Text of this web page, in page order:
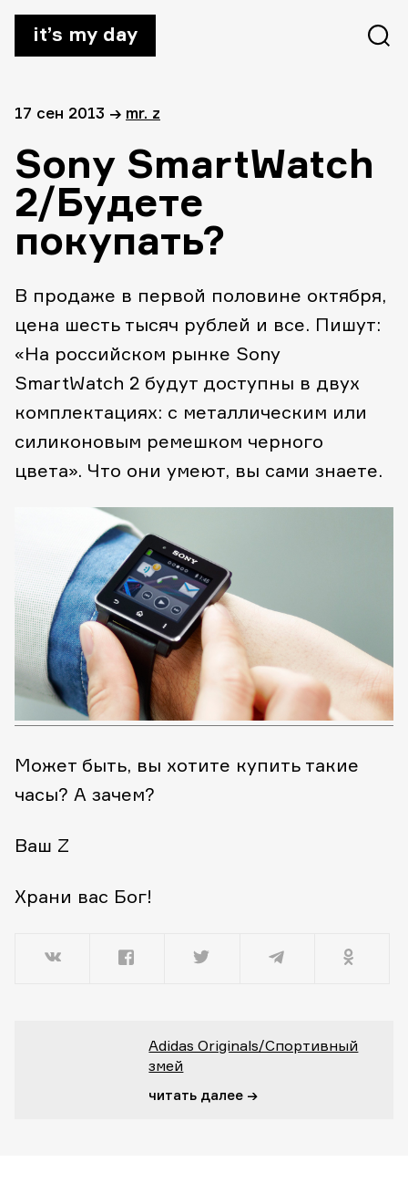
it’s my day
17 сен 2013 → mr. z
Sony SmartWatch
2/Будете
покупать?
В продаже в первой половине октября,
цена шесть тысяч рублей и все. Пишут:
«На российском рынке Sony
SmartWatch 2 будут доступны в двух
комплектациях: с металлическим или
силиконовым ремешком черного
цвета». Что они умеют, вы сами знаете.
Может быть, вы хотите купить такие
часы? А зачем?
Ваш Z
Храни вас Бог!
Adidas Originals/Спортивный
змей
читать далее →